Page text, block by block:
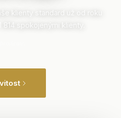
klienty standard už od roku
1 814 spokojenými klienty.